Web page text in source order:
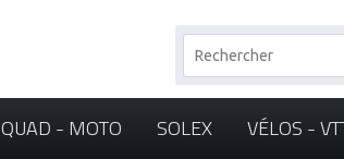
QUAD - MOTO SOLEX VÉLOS -